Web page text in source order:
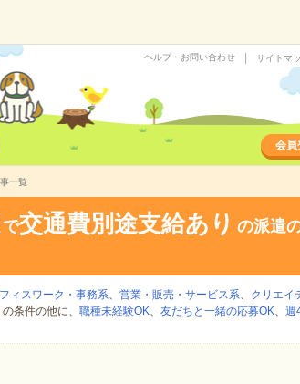
ヘルプ・お問い合わせ サイトマ
会員
一覧
で交通費別途支給あり の派遣
ィスワーク・事務系、 営業・販売・サービス系、 クリエイ
条件の他に、 職種未経験OK、 友だちと一緒の応募OK、 週